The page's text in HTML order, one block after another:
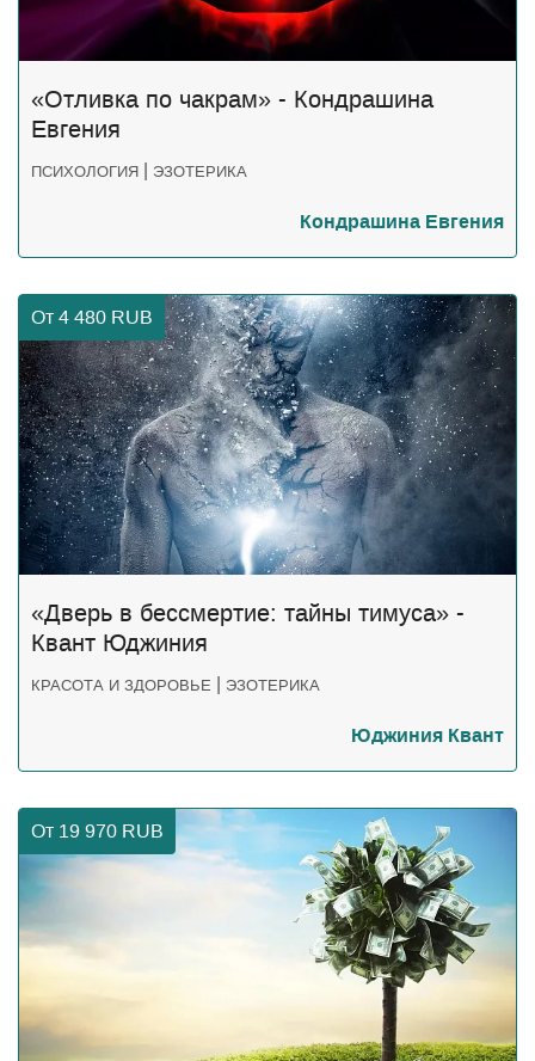
«Отливка по чакрам» - Кондрашина
Евгения
ПСИХОЛОГИЯ | ЭЗОТЕРИКА
Кондрашина Евгения
От 4 480 RUB
«Дверь в бессмертие: тайны тимуса» -
Квант Юджиния
КРАСОТА И ЗДОРОВЬЕ | ЭЗОТЕРИКА
Юджиния Квант
От 19 970 RUB